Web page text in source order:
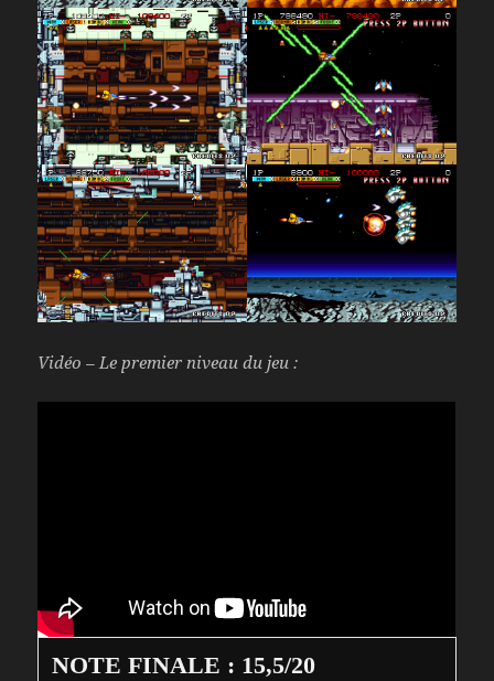
Vidéo – Le premier niveau du jeu :
NOTE FINALE : 15,5/20